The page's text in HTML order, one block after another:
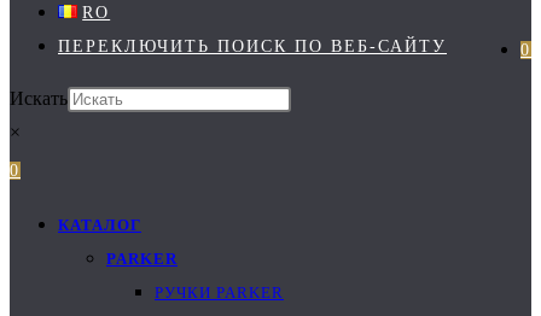
RO
0
ПЕРЕКЛЮЧИТЬ ПОИСК ПО ВЕБ-САЙТУ
Искать
×
0
КАТАЛОГ
PARKER
РУЧКИ PARKER